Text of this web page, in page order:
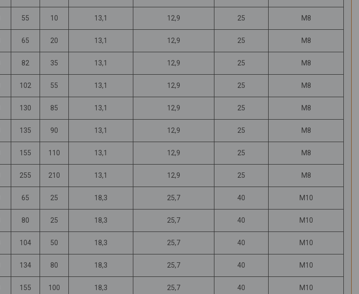
55 10 13,1 12,9 25 М8
65 20 13,1 12,9 25 М8
82 35 13,1 12,9 25 М8
102 55 13,1 12,9 25 М8
130 85 13,1 12,9 25 М8
135 90 13,1 12,9 25 М8
155 110 13,1 12,9 25 М8
255 210 13,1 12,9 25 М8
65 25 18,3 25,7 40 М10
80 25 18,3 25,7 40 М10
104 50 18,3 25,7 40 М10
134 80 18,3 25,7 40 М10
155 100 18,3 25,7 40 М10